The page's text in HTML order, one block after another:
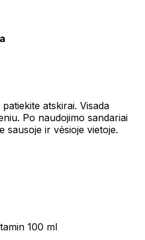
atskirai. Visada
Po naudojimo sandariai
sausoje ir vėsioje vietoje.
100 ml